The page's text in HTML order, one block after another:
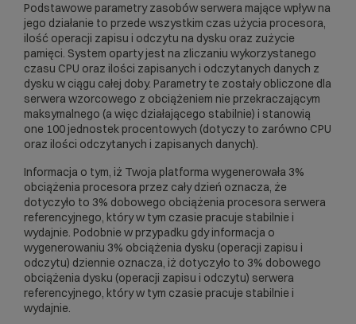
Podstawowe parametry zasobów serwera mające wpływ na
jego działanie to przede wszystkim czas użycia procesora,
ilość operacji zapisu i odczytu na dysku oraz zużycie
pamięci. System oparty jest na zliczaniu wykorzystanego
czasu CPU oraz ilości zapisanych i odczytanych danych z
dysku w ciągu całej doby. Parametry te zostały obliczone dla
serwera wzorcowego z obciążeniem nie przekraczającym
maksymalnego (a więc działającego stabilnie) i stanowią
one 100 jednostek procentowych (dotyczy to zarówno CPU
oraz ilości odczytanych i zapisanych danych).
Informacja o tym, iż Twoja platforma wygenerowała 3%
obciążenia procesora przez cały dzień oznacza, że
dotyczyło to 3% dobowego obciążenia procesora serwera
referencyjnego, który w tym czasie pracuje stabilnie i
wydajnie. Podobnie w przypadku gdy informacja o
wygenerowaniu 3% obciążenia dysku (operacji zapisu i
odczytu) dziennie oznacza, iż dotyczyło to 3% dobowego
obciążenia dysku (operacji zapisu i odczytu) serwera
referencyjnego, który w tym czasie pracuje stabilnie i
wydajnie.